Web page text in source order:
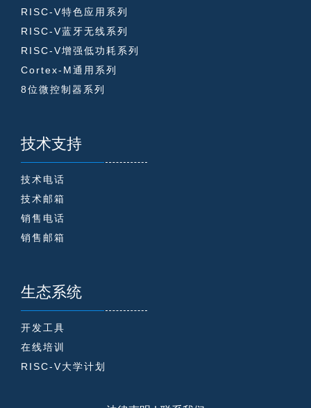
RISC-V特色应用系列
RISC-V蓝牙无线系列
RISC-V增强低功耗系列
Cortex-M通用系列
8位微控制器系列
技术支持
技术电话
技术邮箱
销售电话
销售邮箱
生态系统
开发工具
在线培训
RISC-V大学计划